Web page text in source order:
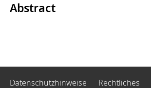
Abstract
Datenschutzhinweise Rechtliches